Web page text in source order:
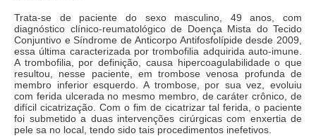
Trata-se de paciente do sexo masculino, 49 anos, com
diagnóstico clínico-reumatológico de Doença Mista do Tecido
Conjuntivo e Síndrome de Anticorpo Antifosfolípide desde 2009,
essa última caracterizada por trombofilia adquirida auto-imune.
A trombofilia, por definição, causa hipercoagulabilidade o que
resultou, nesse paciente, em trombose venosa profunda de
membro inferior esquerdo. A trombose, por sua vez, evoluiu
com ferida ulcerada no mesmo membro, de caráter crônico, de
difícil cicatrização. Com o fim de cicatrizar tal ferida, o paciente
foi submetido a duas intervenções cirúrgicas com enxertia de
pele sa no local, tendo sido tais procedimentos inefetivos.